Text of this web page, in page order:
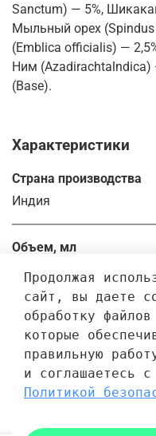
Sanctum) — 5%,
Мыльный орех
(Emblica officialis) —
Ним (Azadirachtalndica)
(Base).
Характеристики
Страна производства
Индия
Объем, мл
200.0
Отзывы
Отзывов еще никто не
Продолжая
сайт, вы даете
обработку
которые
правильную
и соглашаетесь с
Политикой